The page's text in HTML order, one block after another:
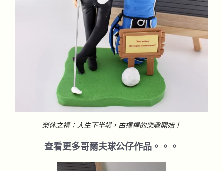
榮休之禮：人生下半場，由揮桿的樂趣開始！
查看更多哥爾夫球公仔作品。。。